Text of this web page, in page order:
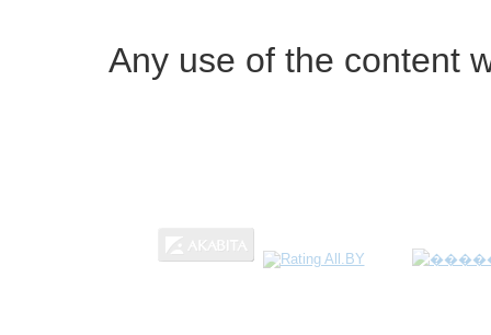
Any use of the content